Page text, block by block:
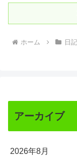
ホーム 日記
アーカイブ
2026年8月